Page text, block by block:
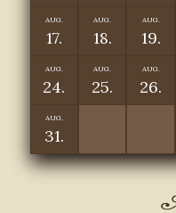
AUG.
17.
AUG.
18.
AUG.
19.
AUG.
24.
AUG.
25.
AUG.
26.
AUG.
31.